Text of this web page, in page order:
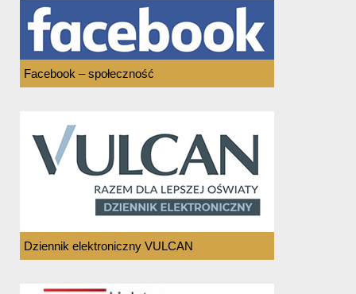
Facebook – społeczność
Dziennik elektroniczny VULCAN